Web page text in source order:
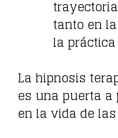
tanto en
la
La hipnosis
es una puerta a
en la vida de